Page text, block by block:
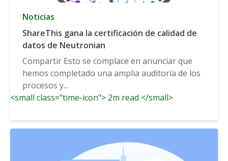
Noticias
ShareThis gana la certificación de calidad de
datos de Neutronian
Compartir Esto se complace en anunciar que
hemos completado una amplia auditoría de los
procesos y...
<small class="time-icon"> 2m read </small>